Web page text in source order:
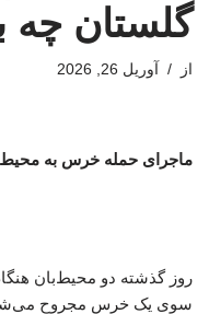
گلستان چه
از آوریل 26, 2026
ماجرای حمله خرس به
روز گذشته دو محیط‌بان
سوی یک خرس مجروح